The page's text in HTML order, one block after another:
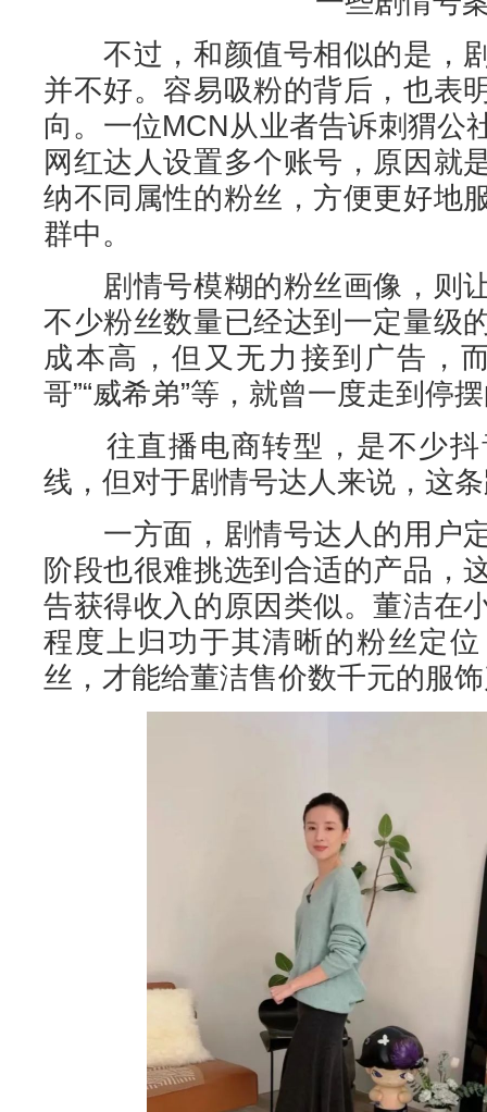
不过，和颜值号相似的是，
并不好。容易吸粉的背后，也表
向。一位MCN从业者告诉刺猬公
网红达人设置多个账号，原因就
纳不同属性的粉丝，方便更好地
群中。
剧情号模糊的粉丝画像，则
不少粉丝数量已经达到一定量级
成本高，但又无力接到广告，
哥”“威希弟”等，就曾一度走到停
往直播电商转型，是不少抖
线，但对于剧情号达人来说，这
一方面，剧情号达人的用户
阶段也很难挑选到合适的产品，
告获得收入的原因类似。董洁在
程度上归功于其清晰的粉丝定
丝，才能给董洁售价数千元的服